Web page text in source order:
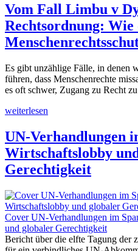
Vom Fall Limbu v
Rechtsordnung:
Es gibt unzählige Fälle, in denen
führen, dass Menschenrechte
es oft schwer, Zugang zu Recht
weiterlesen
UN-Verhandlungen
Wirtschaftslobby
Gerechtigkeit
Cover UN-Verhandlungen im
und globaler Gerechtigkeit
Bericht über die elfte Tagung der